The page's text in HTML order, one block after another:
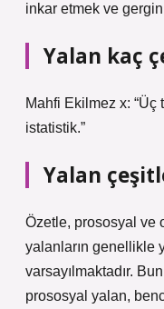
inkar etmek ve
Yalan kaç
Mahfi Ekilmez x: “Üç
istatistik.”
Yalan
Özetle, prososyal ve
yalanların genellikle
varsayılmaktadır.
prososyal yalan,